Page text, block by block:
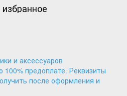
избранное
и аксессуаров
100% предоплате. Реквизиты
после оформления и